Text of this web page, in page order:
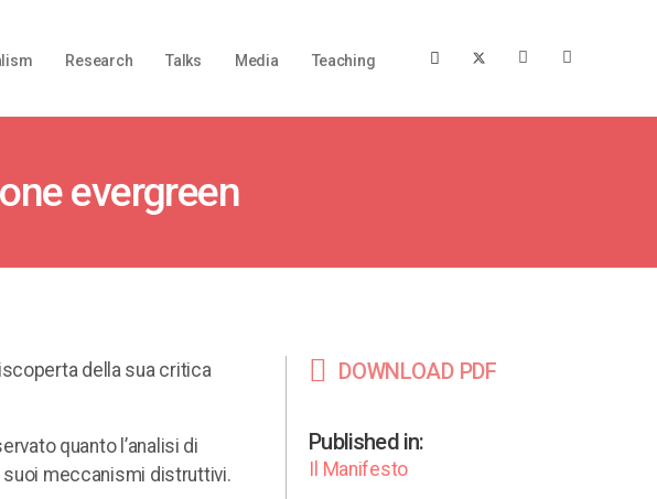
Research Talks Media Teaching
evergreen
della sua critica
quanto l’analisi di
meccanismi distruttivi.
DOWNLOAD PDF
Published in:
Il Manifesto